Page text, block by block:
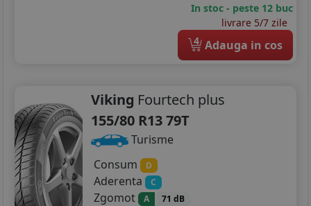
In stoc - peste 12 buc
livrare 5/7 zile
4 Adauga in cos
Viking Fourtech plus
155/80 R13 79T
Turisme
Consum
D
Aderenta C
Zgomot A 71 dB